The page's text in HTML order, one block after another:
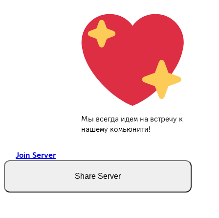
Мы всегда идем на встречу к
нашему комьюнити!
Join Server
Share Server